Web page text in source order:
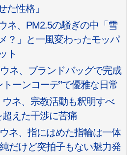
た性格」
ネ、PM2.5の騒ぎの中「雪
？」と一風変わったモッパ
ト
ネ、ブランドバッグで完成
トーンコーデ”で優雅な日常
ネ、宗教活動も釈明すべ
えた干渉に苦痛
ネ、指にはめた指輪は一体
だけど突拍子もない魅力発